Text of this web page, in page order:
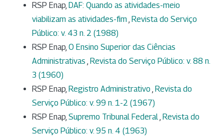
RSP Enap, DAF: Quando as atividades-meio
viabilizam as atividades-fim Revista do Serviço
Público: v. 43 n. 2 (1988)
RSP Enap, O Ensino Superior das Ciências
Administrativas Revista do Serviço Público: v. 88 n.
3 (1960)
RSP Enap, Registro Administrativo Revista do
Serviço Público: v. 99 n. 1-2 (1967)
RSP Enap, Supremo Tribunal Federal Revista do
Serviço Público: v. 95 n. 4 (1963)